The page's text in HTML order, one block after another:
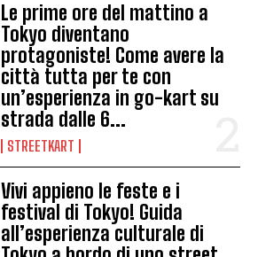
Le prime ore del mattino a
Tokyo diventano
protagoniste! Come avere la
città tutta per te con
un’esperienza in go-kart su
strada dalle 6...
STREETKART
Vivi appieno le feste e i
festival di Tokyo! Guida
all’esperienza culturale di